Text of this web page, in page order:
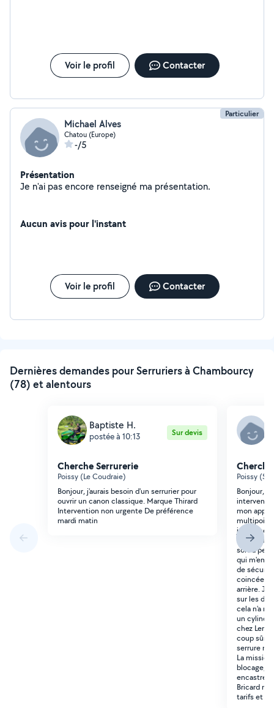
Voir le profil Contacter
Particulier
Michael Alves
Chatou (Europe)
-/5
Présentation
Je n'ai pas encore renseigné ma présentation.
Aucun avis pour l'instant
Voir le profil Contacter
Dernières demandes pour Serruriers à Chambourcy
(78) et alentours
Baptiste H.
postée à 10:13 Sur devis
Cherche Serrurerie
Poissy (Le Coudraie)
Bonjour, j'aurais besoin d'un serrurier pour
ouvrir un canon classique. Marque Thirard
Intervention non urgente De préférence
mardi matin
Poissy
Bonjour,
intervenir
mon
je tourne
refuse de
sort à
qui
de
coincée
arrière.
sur les
cela n'a
un
chez
coup sûr
serrure
La
blocage,
encastré,
Bricard
tarifs et